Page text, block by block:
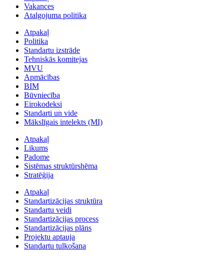
Vakances
Atalgojuma politika
Atpakaļ
Politika
Standartu izstrāde
Tehniskās komitejas
MVU
Apmācības
BIM
Būvniecība
Eirokodeksi
Standarti un vide
Mākslīgais intelekts (MI)
Atpakaļ
Likums
Padome
Sistēmas struktūrshēma
Stratēģija
Atpakaļ
Standartizācijas struktūra
Standartu veidi
Standartizācijas process
Standartizācijas plāns
Projektu aptauja
Standartu tulkošana